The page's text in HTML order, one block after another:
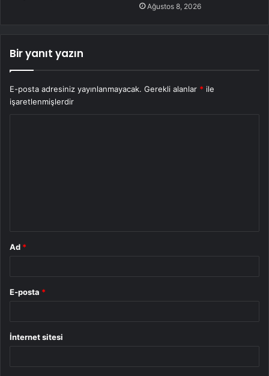
Ağustos 8, 2026
Bir yanıt yazın
E-posta adresiniz yayınlanmayacak. Gerekli alanlar * ile
işaretlenmişlerdir
Ad *
E-posta *
İnternet sitesi